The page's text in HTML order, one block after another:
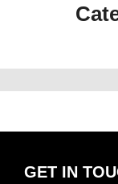
GET IN